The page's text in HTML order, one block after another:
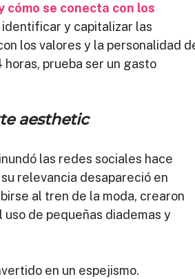
cómo se conecta con los
identificar y capitalizar las
los valores y la personalidad
prueba ser un gasto
aesthetic
las redes sociales hace
relevancia desapareció en
al tren de la moda, crearon
de pequeñas diademas y
en un espejismo.